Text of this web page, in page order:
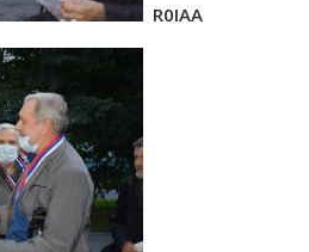
R0IAA